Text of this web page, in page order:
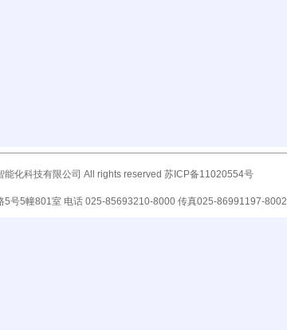
能化科技有限公司 All rights reserved 苏ICP备11020554号
5号5幢801室 电话 025-85693210-8000 传真025-86991197-8002